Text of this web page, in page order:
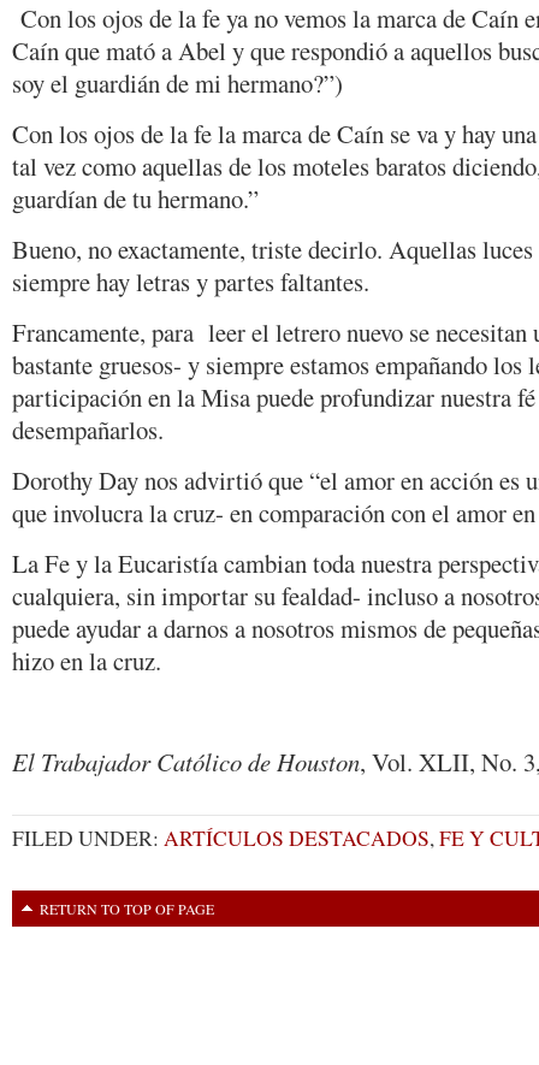
Con los ojos de la fe ya no vemos la marca de Caín
Caín que mató a Abel y que respondió a aquellos
soy el guardián de mi hermano?”)
Con los ojos de la fe la marca de Caín se va y hay
tal vez como aquellas de los moteles baratos
guardían de tu hermano.”
Bueno, no exactamente, triste decirlo. Aquellas
siempre hay letras y partes faltantes.
Francamente, para leer el letrero nuevo se necesitan
bastante gruesos- y siempre estamos empañando los
participación en la Misa puede profundizar nuestra
desempañarlos.
Dorothy Day nos advirtió que “el amor en acción es
que involucra la cruz- en comparación con el amor en
La Fe y la Eucaristía cambian toda nuestra
cualquiera, sin importar su fealdad- incluso a
puede ayudar a darnos a nosotros mismos de
hizo en la cruz.
El Trabajador Católico de Houston, Vol. XLII, No.
FILED UNDER: ARTÍCULOS DESTACADOS,FE Y
RETURN TO TOP OF PAGE